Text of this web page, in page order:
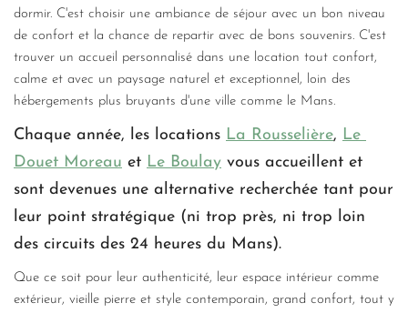
dormir. C'est choisir une ambiance de séjour avec un bon niveau
de confort et la chance de repartir avec de bons souvenirs. C'est
trouver un accueil personnalisé dans une location tout confort,
calme et avec un paysage naturel et exceptionnel, loin des
hébergements plus bruyants d'une ville comme le Mans.
Chaque année, les locations La Rousselière,
Douet Moreau et Le Boulay vous accueillent et
sont devenues une alternative recherchée tant pour
leur point stratégique (ni trop près, ni trop loin
des circuits des 24 heures du Mans).
Que ce soit pour leur authenticité, leur espace intérieur comme
extérieur, vieille pierre et style contemporain, grand confort, tout y